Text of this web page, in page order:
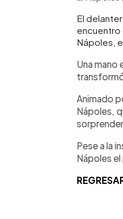
El
encuentro
Nápoles,
Una mano
Animado
Nápoles,
Pese a la
Nápoles